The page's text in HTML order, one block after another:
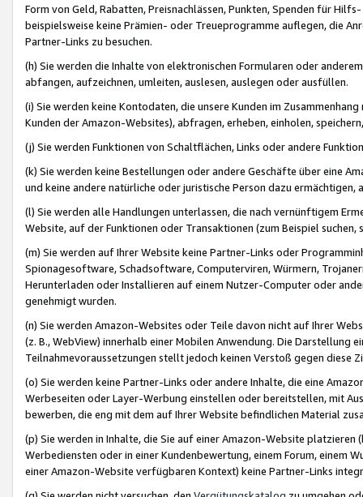
Form von Geld, Rabatten, Preisnachlässen, Punkten, Spenden für
beispielsweise keine Prämien- oder Treueprogramme auflegen, die
Partner-Links zu besuchen.
(h) Sie werden die Inhalte von elektronischen Formularen oder
abfangen, aufzeichnen, umleiten, auslesen, auslegen oder ausfüllen.
(i) Sie werden keine Kontodaten, die unsere Kunden im
Kunden der Amazon-Websites), abfragen, erheben, einholen,
(j) Sie werden Funktionen von Schaltflächen, Links oder andere
(k) Sie werden keine Bestellungen oder andere Geschäfte über eine
und keine andere natürliche oder juristische Person dazu
(l) Sie werden alle Handlungen unterlassen, die nach vernünftigem
Website, auf der Funktionen oder Transaktionen (zum Beispiel
(m) Sie werden auf Ihrer Website keine Partner-Links oder
Spionagesoftware, Schadsoftware, Computerviren, Würmern,
Herunterladen oder Installieren auf einem Nutzer-Computer oder
genehmigt wurden.
(n) Sie werden Amazon-Websites oder Teile davon nicht auf Ihrer
(z. B., WebView) innerhalb einer Mobilen Anwendung. Die Darstellung
Teilnahmevoraussetzungen stellt jedoch keinen Verstoß gegen diese
(o) Sie werden keine Partner-Links oder andere Inhalte, die eine
Werbeseiten oder Layer-Werbung einstellen oder bereitstellen, mit
bewerben, die eng mit dem auf Ihrer Website befindlichen Material
(p) Sie werden in Inhalte, die Sie auf einer Amazon-Website
Werbediensten oder in einer Kundenbewertung, einem Forum, einem
einer Amazon-Website verfügbaren Kontext) keine Partner-Links